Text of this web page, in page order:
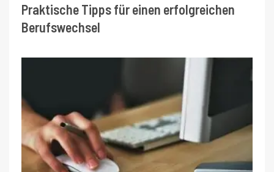
Praktische Tipps für einen erfolgreichen
Berufswechsel